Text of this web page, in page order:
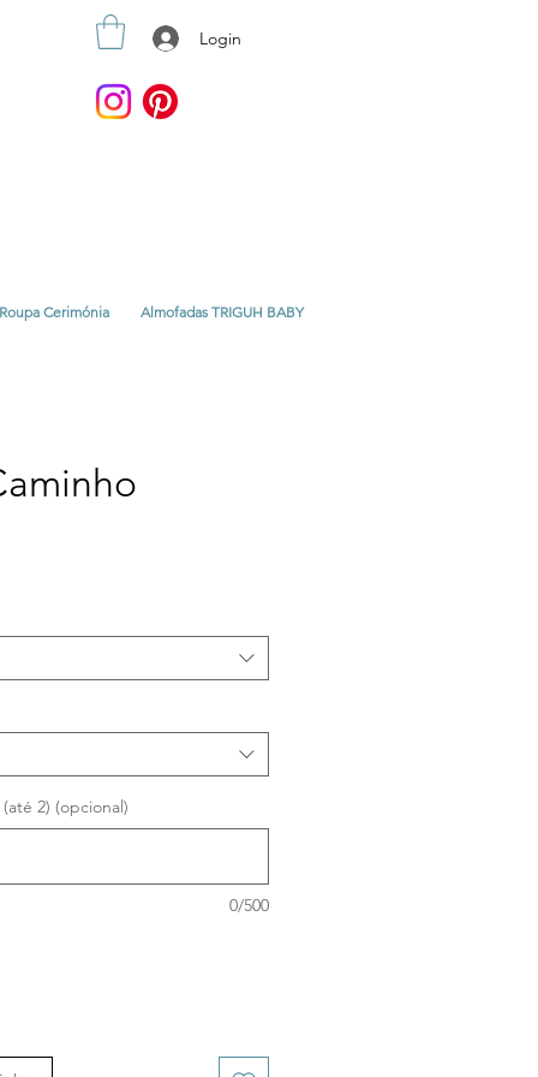
Login
Roupa Cerimónia Almofadas TRIGUH BABY
2) (opcional)
0/500